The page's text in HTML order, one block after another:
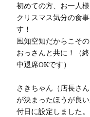
初めての方、お一人
クリスマス気分の食
す！
風知空知だからこそ
おっさんと共に！（
中退席OKです）
さきちゃん（店長さ
が決まったほうが良
付日に設定しました。